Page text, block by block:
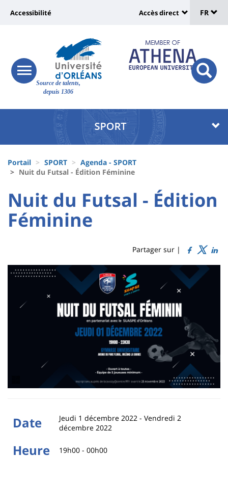
Site
Source de talents,
depuis 1306
Université
Recherche
responsive
menu
button
Université
vers
page
accessibilité
Accessibilité
:
Shortcut
links
Accès direct
de
FR
Université
Block
liste
composantes
d'Ariane
Portail SPORT
Agenda - SPORT
Nuit du Futsal - Édition Féminine
University
:
Sidebar
University
:
Main
Titre
Nuit du Futsal - Édition
Féminine
Partager sur |
Contenu
principale
Date Jeudi 1 décembre 2022 - Vendredi 2
décembre 2022
Heure 19h00 - 00h00